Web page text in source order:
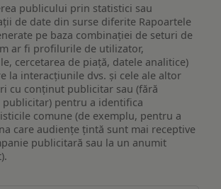
publicului prin statistici sau
de date din surse diferite Rapoartele
pe baza combinației de seturi de
ar fi profilurile de utilizator,
cercetarea de piață, datele analitice)
la interacțiunile dvs. și cele ale altor
cu conținut publicitar sau (fără
publicitar) pentru a identifica
comune (de exemplu, pentru a
care audiențe țintă sunt mai receptive
publicitară sau la un anumit